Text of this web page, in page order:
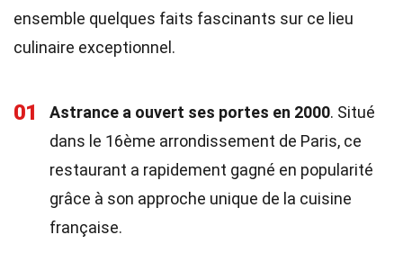
ensemble quelques faits fascinants sur ce lieu
culinaire exceptionnel.
01 Astrance a ouvert ses portes en 2000. Situé
dans le 16ème arrondissement de Paris, ce
restaurant a rapidement gagné en popularité
grâce à son approche unique de la cuisine
française.